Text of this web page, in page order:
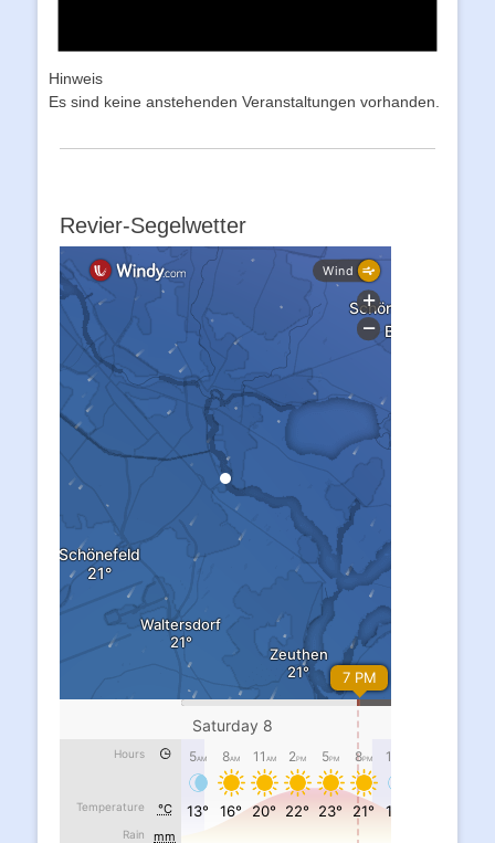
Hinweis
Es sind keine anstehenden Veranstaltungen vorhanden.
Revier-Segelwetter